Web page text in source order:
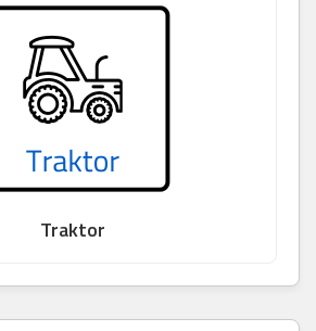
Traktor